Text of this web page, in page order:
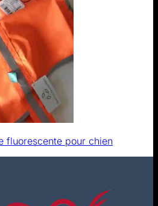
fluorescente pour chien